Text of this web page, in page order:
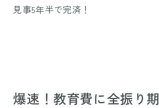
見事5年半で完済！
爆速！教育費に全振り期